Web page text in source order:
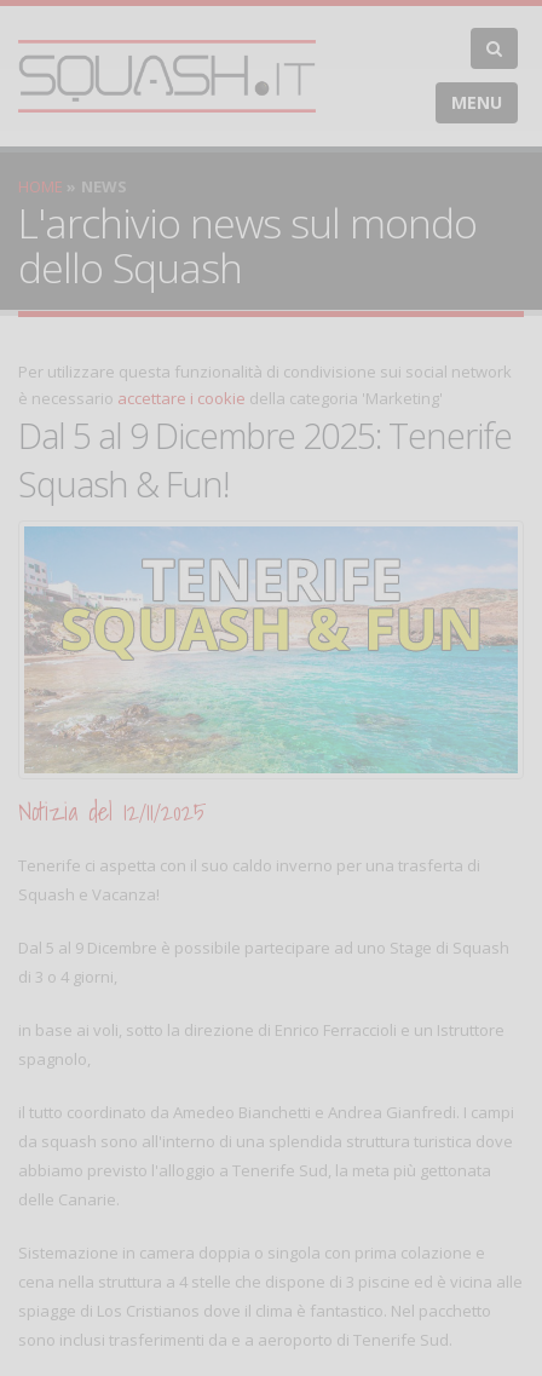
MENU
HOME NEWS
L'archivio news sul mondo
dello Squash
Per utilizzare questa funzionalità di condivisione sui social network
è necessario accettare i cookie della categoria 'Marketing'
Dal 5 al 9 Dicembre 2025: Tenerife
Squash & Fun!
Notizia del 12/11/2025
Tenerife ci aspetta con il suo caldo inverno per una trasferta di
Squash e Vacanza!
Dal 5 al 9 Dicembre è possibile partecipare ad uno Stage di Squash
di 3 o 4 giorni,
in base ai voli, sotto la direzione di Enrico Ferraccioli e un Istruttore
spagnolo,
il tutto coordinato da Amedeo Bianchetti e Andrea Gianfredi. I campi
da squash sono all'interno di una splendida struttura turistica dove
abbiamo previsto l'alloggio a Tenerife Sud, la meta più gettonata
delle Canarie.
Sistemazione in camera doppia o singola con prima colazione e
cena nella struttura a 4 stelle che dispone di 3 piscine ed è vicina alle
spiagge di Los Cristianos dove il clima è fantastico. Nel pacchetto
sono inclusi trasferimenti da e a aeroporto di Tenerife Sud.